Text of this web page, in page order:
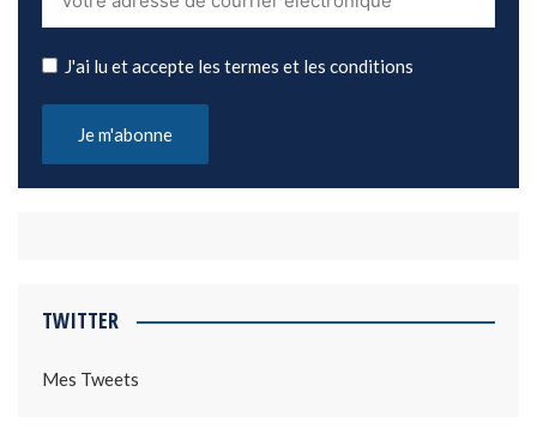
J'ai lu et accepte les termes et les conditions
TWITTER
Mes Tweets